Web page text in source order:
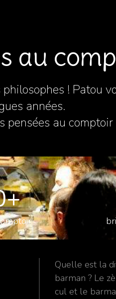
au
! Patou
années.
au comptoir
+
Quelle est la
barman ? Le
cul et le